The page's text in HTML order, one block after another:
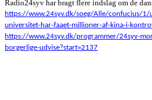
Radio24syv har bragt flere indslag om de
https://www.24syv.dk/soeg/Alle/confucius/
universitet-har-faaet-millioner-af-kina-i-
https://www.24syv.dk/programmer/24syv-
borgerlige-udvise?start=2137